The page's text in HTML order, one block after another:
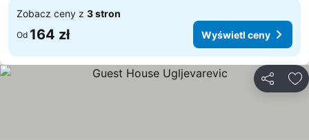
Zobacz ceny z 3 stron
Od 164 zł Wyświetl ceny